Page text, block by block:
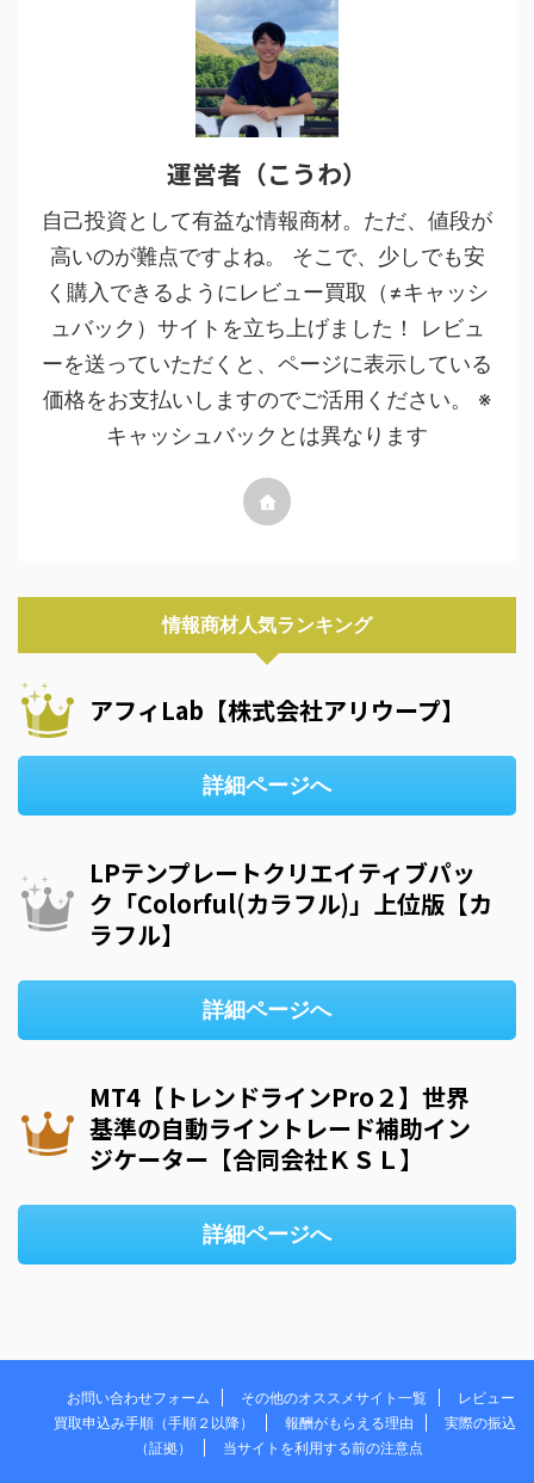
運営者（こうわ）
自己投資として有益な情報商材。ただ、値段が
高いのが難点ですよね。 そこで、少しでも安
く購入できるようにレビュー買取（≠キャッシ
ュバック）サイトを立ち上げました！ レビュ
ーを送っていただくと、ページに表示している
価格をお支払いしますのでご活用ください。 ※
キャッシュバックとは異なります
情報商材人気ランキング
アフィLab【株式会社アリウープ】
詳細ページへ
LPテンプレートクリエイティブパッ
ク「Colorful(カラフル)」上位版【カ
ラフル】
詳細ページへ
MT4【トレンドラインPro２】世界
基準の自動ライントレード補助イン
ジケーター【合同会社ＫＳＬ】
詳細ページへ
お問い合わせフォーム その他のオススメサイト一覧
レビュー
買取申込み手順（手順２以降）
報酬がもらえる理由
実際の振込
（証拠）
当サイトを利用する前の注意点